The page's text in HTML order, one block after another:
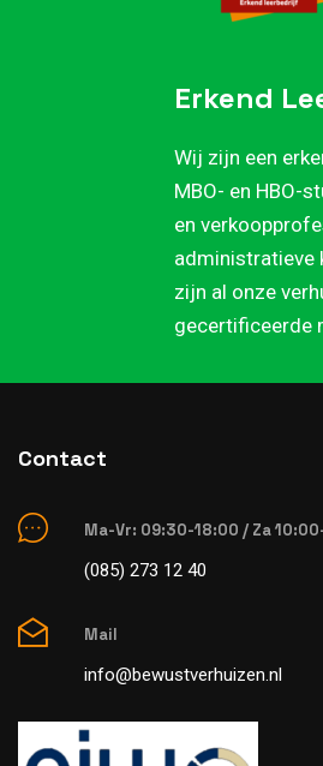
Erkend
Wij zijn een
MBO- en HBO-
en
administratieve
zijn al onze
gecertificeerde
Contact
Ma-Vr: 09:30-18:00 / Za
(085) 273 12 40
Mail
info@bewustverhuizen.nl